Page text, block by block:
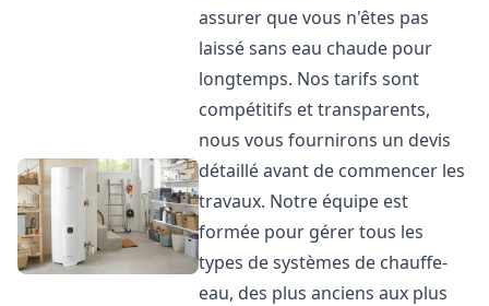
assurer que vous n'êtes pas
laissé sans eau chaude pour
longtemps. Nos tarifs sont
compétitifs et transparents,
nous vous fournirons un devis
détaillé avant de commencer les
travaux. Notre équipe est
formée pour gérer tous les
types de systèmes de chauffe-
eau, des plus anciens aux plus